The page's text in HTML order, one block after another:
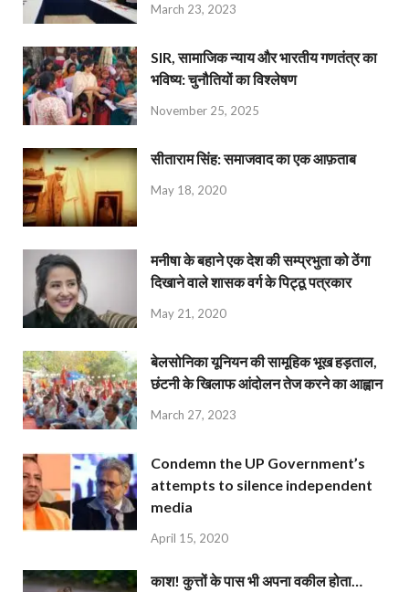
March 23, 2023
SIR, सामाजिक न्याय और भारतीय गणतंत्र का
भविष्य: चुनौतियों का विश्लेषण
November 25, 2025
सीताराम सिंह: समाजवाद का एक आफ़ताब
May 18, 2020
मनीषा के बहाने एक देश की सम्प्रभुता को ठेंगा
दिखाने वाले शासक वर्ग के पिट्ठू पत्रकार
May 21, 2020
बेलसोनिका यूनियन की सामूहिक भूख हड़ताल,
छंटनी के खिलाफ आंदोलन तेज करने का आह्वान
March 27, 2023
Condemn the UP Government’s
attempts to silence independent
media
April 15, 2020
काश! कुत्तों के पास भी अपना वकील होता…